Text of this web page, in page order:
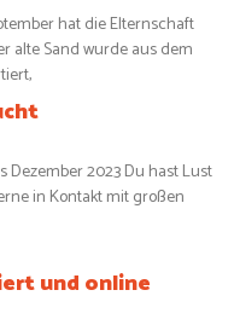
hat die Elternschaft
alte Sand wurde aus dem
2023 Du hast Lust
in Kontakt mit großen
und online